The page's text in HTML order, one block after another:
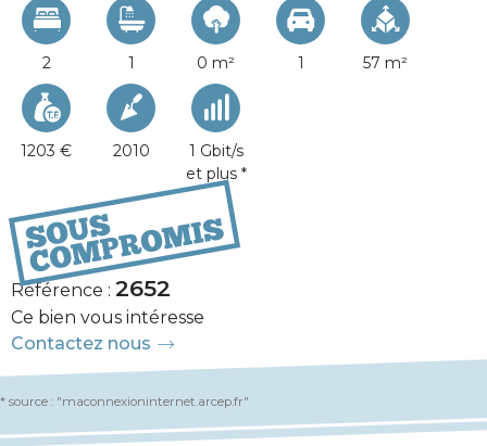
2 1 0 m² 1 57 m²
1203 € 2010
1 Gbit/s
et plus *
123 000 €
Référence : 2652
Ce bien vous intéresse
Contactez nous
* source : "maconnexioninternet.arcep.fr"